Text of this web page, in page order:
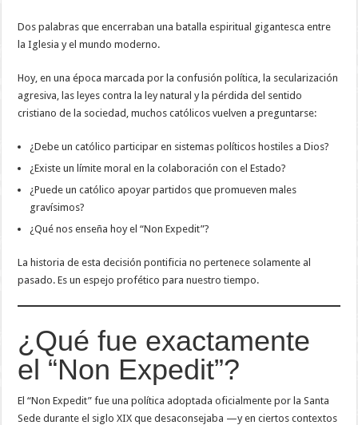
Dos palabras que encerraban una batalla espiritual gigantesca entre
la Iglesia y el mundo moderno.
Hoy, en una época marcada por la confusión política, la secularización
agresiva, las leyes contra la ley natural y la pérdida del sentido
cristiano de la sociedad, muchos católicos vuelven a preguntarse:
¿Debe un católico participar en sistemas políticos hostiles a Dios?
¿Existe un límite moral en la colaboración con el Estado?
¿Puede un católico apoyar partidos que promueven males
gravísimos?
¿Qué nos enseña hoy el “Non Expedit”?
La historia de esta decisión pontificia no pertenece solamente al
pasado. Es un espejo profético para nuestro tiempo.
¿Qué fue exactamente
el “Non Expedit”?
El “Non Expedit” fue una política adoptada oficialmente por la Santa
Sede durante el siglo XIX que desaconsejaba —y en ciertos contextos